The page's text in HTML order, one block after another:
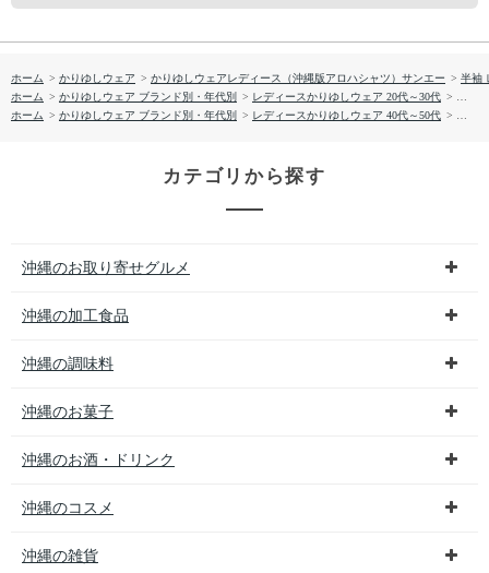
ホーム > かりゆしウェア > かりゆしウェアレディース（沖縄版アロハシャツ）サンエー > 半袖
ホーム > かりゆしウェア ブランド別・年代別 > レディースかりゆしウェア 20代～30代
ホーム > かりゆしウェア ブランド別・年代別 > レディースかりゆしウェア 40代～50代
カテゴリから探す
沖縄のお取り寄せグルメ
沖縄の加工食品
沖縄の調味料
沖縄のお菓子
沖縄のお酒・ドリンク
沖縄のコスメ
沖縄の雑貨